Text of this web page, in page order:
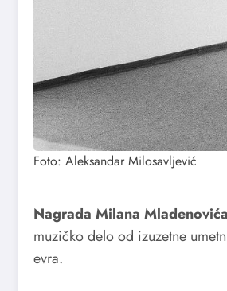
Foto: Aleksandar Milosavljević
Nagrada Milana Mladenovića
muzičko delo od izuzetne
evra.